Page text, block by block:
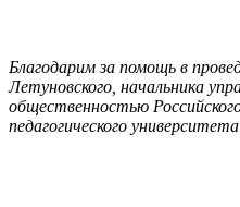
Благодарим за помощь в
Летуновского, начальника
общественностью
педагогического